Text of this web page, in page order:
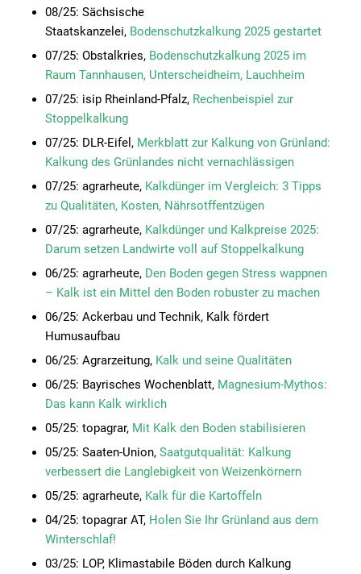
08/25: Sächsische
Staatskanzelei, Bodenschutzkalkung 2025 gestartet
07/25: Obstalkries, Bodenschutzkalkung 2025 im
Raum Tannhausen, Unterscheidheim, Lauchheim
07/25: isip Rheinland-Pfalz, Rechenbeispiel zur
Stoppelkalkung
07/25: DLR-Eifel, Merkblatt zur Kalkung von Grünland:
Kalkung des Grünlandes nicht vernachlässigen
07/25: agrarheute, Kalkdünger im Vergleich: 3 Tipps
zu Qualitäten, Kosten, Nährsotffentzügen
07/25: agrarheute, Kalkdünger und Kalkpreise 2025:
Darum setzen Landwirte voll auf Stoppelkalkung
06/25: agrarheute, Den Boden gegen Stress wappnen
– Kalk ist ein Mittel den Boden robuster zu machen
06/25: Ackerbau und Technik, Kalk fördert
Humusaufbau
06/25: Agrarzeitung, Kalk und seine Qualitäten
06/25: Bayrisches Wochenblatt, Magnesium-Mythos:
Das kann Kalk wirklich
05/25: topagrar, Mit Kalk den Boden stabilisieren
05/25: Saaten-Union, Saatgutqualität: Kalkung
verbessert die Langlebigkeit von Weizenkörnern
05/25: agrarheute, Kalk für die Kartoffeln
04/25: topagrar AT, Holen Sie Ihr Grünland aus dem
Winterschlaf!
03/25: LOP, Klimastabile Böden durch Kalkung